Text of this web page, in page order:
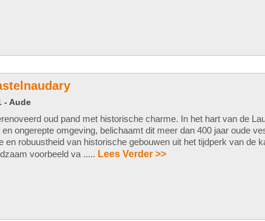
- Aude
oud pand met historische charme. In het hart van de
en ongerepte omgeving, belichaamt dit meer dan 400 jaar oude
en robuustheid van historische gebouwen uit het tijdperk van de
voorbeeld va ..... Lees Verder >>